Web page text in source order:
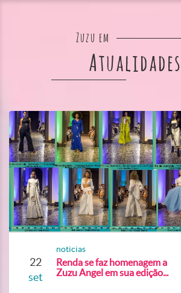
Zuzu em
Atualidades
22
set
noticias
Renda se faz homenagem a
Zuzu Angel em sua edição...